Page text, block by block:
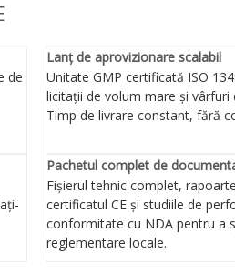
de
Lanț de aprovizionare scalabil
Unitate GMP certificată ISO
licitații de volum mare și vârfuri
Timp de livrare constant, fără
Pachetul complet de
Fișierul tehnic complet,
certificatul CE și studiile de
conformitate cu NDA pentru a
reglementare locale.